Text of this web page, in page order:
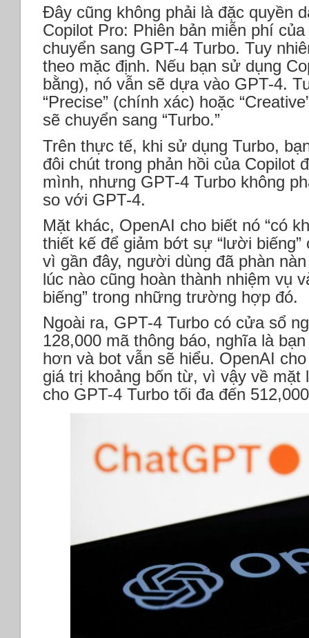
Đây cũng không phải là đặc quyền
Copilot Pro: Phiên bản miễn phí
chuyển sang GPT-4 Turbo. Tuy
theo mặc định. Nếu bạn sử dụng
bằng), nó vẫn sẽ dựa vào GPT-4.
“Precise” (chính xác) hoặc
sẽ chuyển sang “Turbo.”
Trên thực tế, khi sử dụng Turbo,
đôi chút trong phản hồi của Copilot
mình, nhưng GPT-4 Turbo không
so với GPT-4.
Mặt khác, OpenAI cho biết nó “có
thiết kế để giảm bớt sự “lười
vì gần đây, người dùng đã phàn
lúc nào cũng hoàn thành nhiệm vụ
biếng” trong những trường hợp đó.
Ngoài ra, GPT-4 Turbo có cửa sổ
128,000 mã thông báo, nghĩa là
hơn và bot vẫn sẽ hiểu. OpenAI
giá trị khoảng bốn từ, vì vậy về mặt
cho GPT-4 Turbo tối đa đến